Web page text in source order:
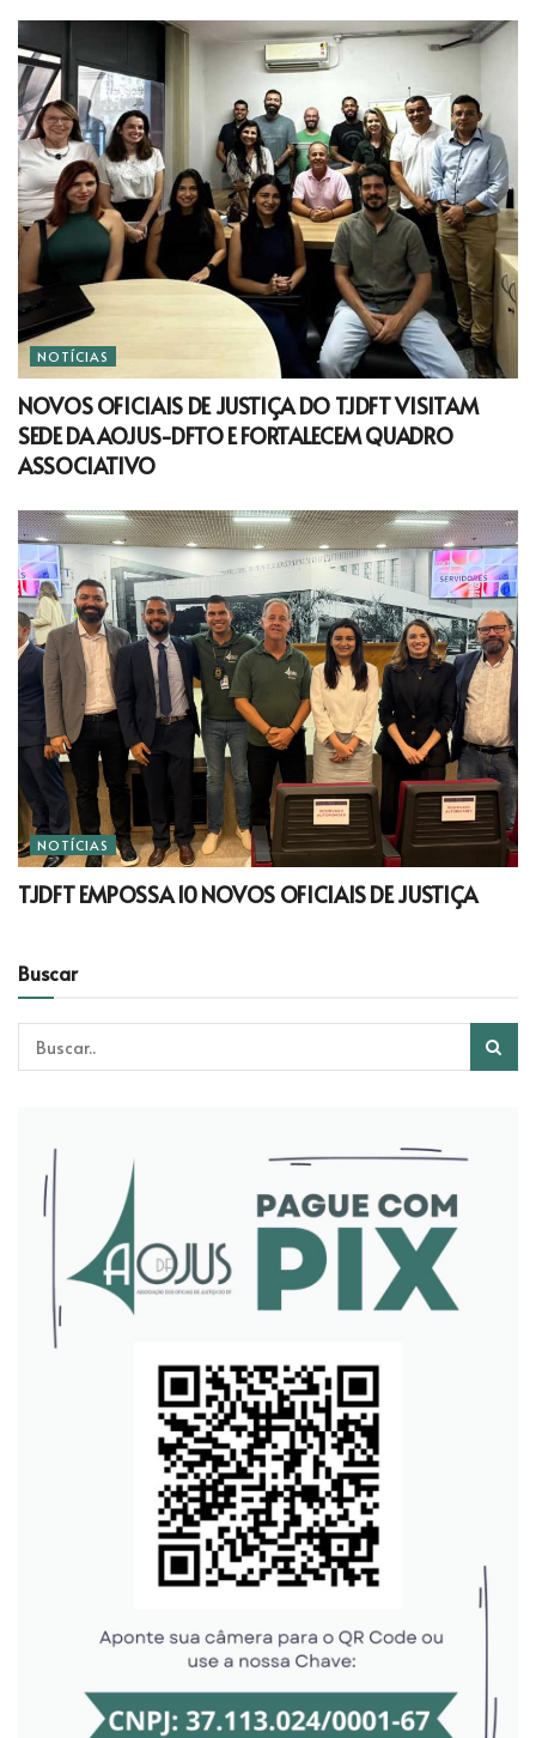
NOTÍCIAS
NOVOS OFICIAIS DE JUSTIÇA DO TJDFT VISITAM
SEDE DA AOJUS-DFTO E FORTALECEM QUADRO
ASSOCIATIVO
NOTÍCIAS
TJDFT EMPOSSA 10 NOVOS OFICIAIS DE JUSTIÇA
Buscar